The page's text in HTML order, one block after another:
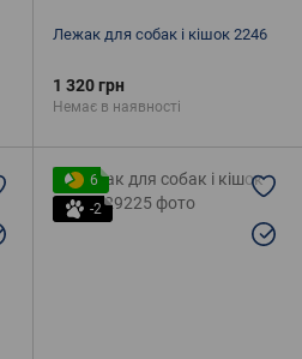
Лежак для собак і кішок 2246
1 320 грн
Немає в наявності
6
-2